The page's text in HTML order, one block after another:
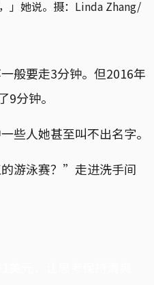
」她说。 摄：Linda Zhang/
般要走3分钟。但2016年
分钟。
些人她甚至叫不出名字。
游泳赛？”走进洗手间